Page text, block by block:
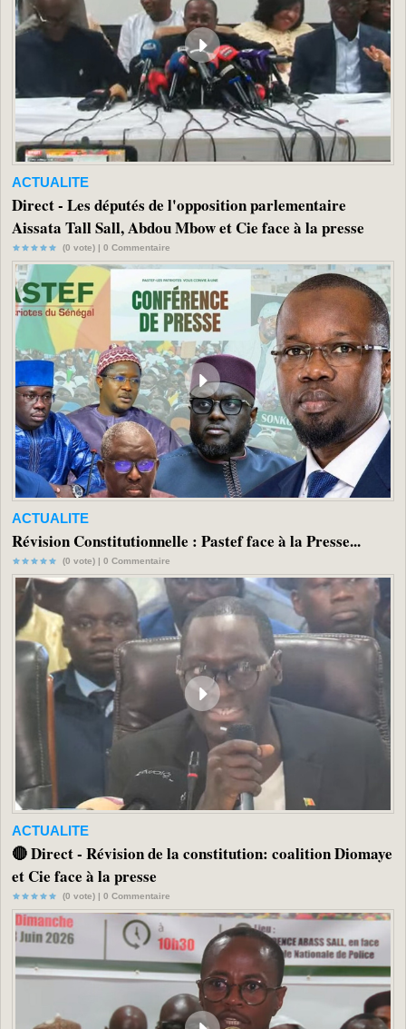
ACTUALITE
Direct - Les députés de l'opposition parlementaire
Aissata Tall Sall, Abdou Mbow et Cie face à la presse
(0 vote) | 0 Commentaire
ACTUALITE
Révision Constitutionnelle : Pastef face à la Presse...
(0 vote) | 0 Commentaire
ACTUALITE
🔴 Direct - Révision de la constitution: coalition Diomaye
et Cie face à la presse
(0 vote) | 0 Commentaire